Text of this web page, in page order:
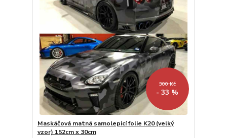
300 Kč
- 33 %
Maskáčová matná samolepicí folie K20 (velký
vzor) 152cm x 30cm